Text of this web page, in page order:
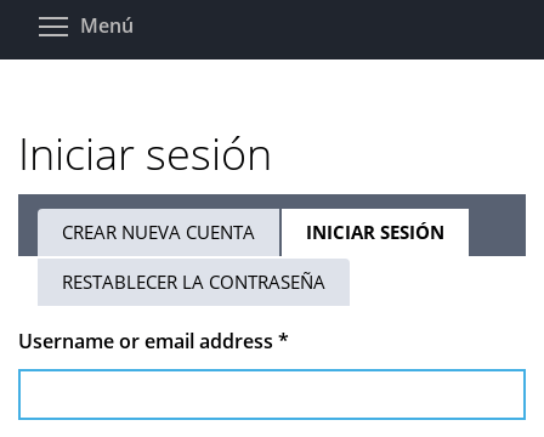
Pasar
Menú
Iniciar sesión
Solapas
principales
CREAR NUEVA CUENTA INICIAR SESIÓN
ACTIVA)
RESTABLECER LA CONTRASEÑA
Username or email address *